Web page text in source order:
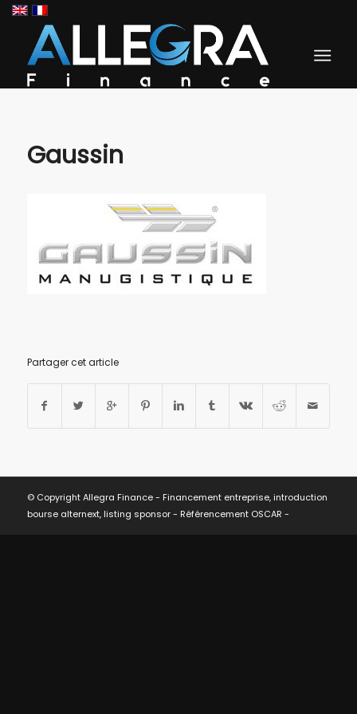
Gaussin
Partager cet article
© Copyright Allegra Finance - Financement entreprise, introduction
bourse alternext, listing sponsor - Référencement OSCAR -